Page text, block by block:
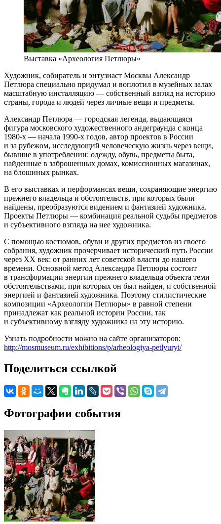
Выставка «Археология Петлюры»
Художник, собиратель и энтузиаст Москвы Александр
Петлюра специально придумал и воплотил в музейных залах
масштабную инсталляцию — собственный взгляд на историю
страны, города и людей через личные вещи и предметы.
Александр Петлюра — городская легенда, выдающаяся
фигура московского художественного андеграунда с конца
1980-х — начала 1990-х годов, автор проектов в России
и за рубежом, исследующий человеческую жизнь через вещи,
бывшие в употреблении: одежду, обувь, предметы быта,
найденные в заброшенных домах, комиссионных магазинах,
на блошиных рынках.
В его выставках и перформансах вещи, сохраняющие энергию
прежнего владельца и обстоятельств, при которых были
найдены, преобразуются видением и фантазией художника.
Проекты Петлюры — комбинация реальной судьбы предметов
и субъективного взгляда на нее художника.
С помощью костюмов, обуви и других предметов из своего
собрания, художник прочерчивает исторический путь России
через XX век: от ранних лет советской власти до нашего
времени. Основной метод Александра Петлюры состоит
в трансформации энергии прежнего владельца объекта теми
обстоятельствами, при которых он был найден, и собственной
энергией и фантазией художника. Поэтому стилистические
композиции «Археологии Петлюры» в равной степени
принадлежат как реальной истории России, так
и субъективному взгляду художника на эту историю.
Узнать подробности можно на сайте организаторов:
http://mosmuseum.ru/exhibitions/p/arheologiya-petlyuryi/
Поделиться ссылкой
Фотографии события